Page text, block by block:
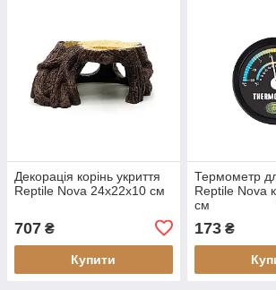
Декорація корінь укриття
Reptile Nova 24x22x10 см
707 ₴
Купити
Термометр
Reptile Nova
см
173₴